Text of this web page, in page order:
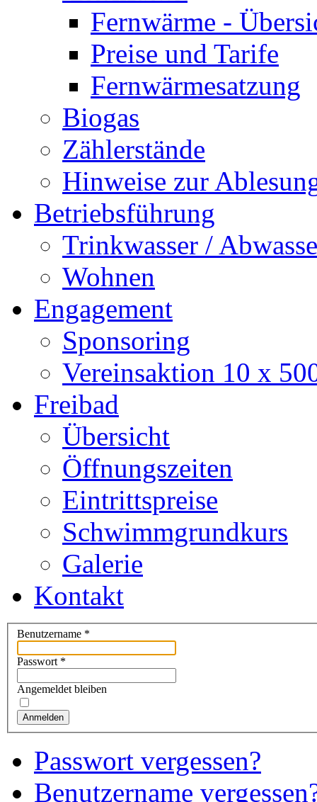
Fernwärme -
Preise und Tarife
Fernwärmesatzung
Biogas
Zählerstände
Hinweise zur
Betriebsführung
Trinkwasser /
Wohnen
Engagement
Sponsoring
Vereinsaktion 10 x
Freibad
Übersicht
Öffnungszeiten
Eintrittspreise
Schwimmgrundkurs
Galerie
Kontakt
Benutzername *
Passwort*
Angemeldet bleiben
Anmelden
Passwort vergessen?
Benutzername